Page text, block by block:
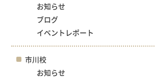
お知らせ
ブログ
イベントレポート
市川校
お知らせ